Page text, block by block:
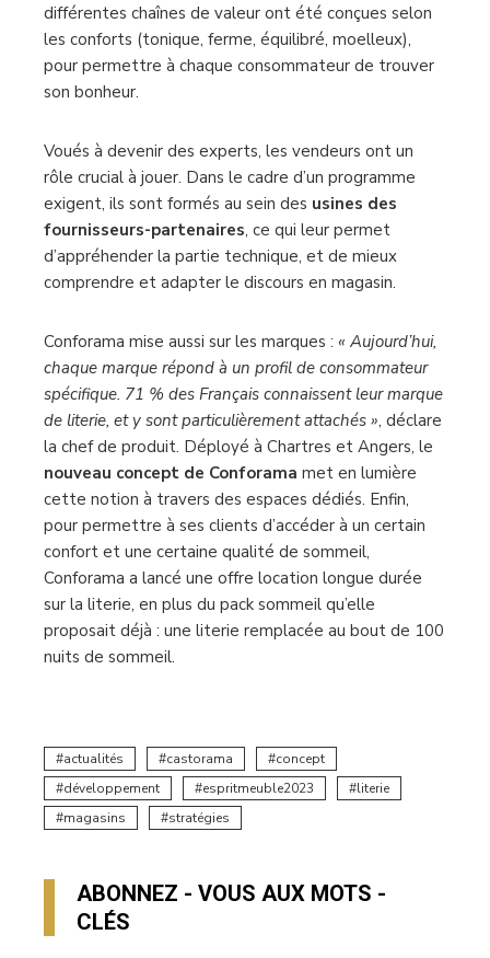
différentes chaînes de valeur ont été conçues selon
les conforts (tonique, ferme, équilibré, moelleux),
pour permettre à chaque consommateur de trouver
son bonheur.
Voués à devenir des experts, les vendeurs ont un
rôle crucial à jouer. Dans le cadre d’un programme
exigent, ils sont formés au sein des usines des
fournisseurs-partenaires, ce qui leur permet
d’appréhender la partie technique, et de mieux
comprendre et adapter le discours en magasin.
Conforama mise aussi sur les marques : « Aujourd’hui,
chaque marque répond à un profil de consommateur
spécifique. 71 % des Français connaissent leur marque
de literie, et y sont particulièrement attachés », déclare
la chef de produit. Déployé à Chartres et Angers, le
nouveau concept de Conforama met en lumière
cette notion à travers des espaces dédiés. Enfin,
pour permettre à ses clients d’accéder à un certain
confort et une certaine qualité de sommeil,
Conforama a lancé une offre location longue durée
sur la literie, en plus du pack sommeil qu’elle
proposait déjà : une literie remplacée au bout de 100
nuits de sommeil.
actualités castorama
concept
développement
espritmeuble2023
literie
magasins
stratégies
ABONNEZ - VOUS AUX MOTS -
CLÉS